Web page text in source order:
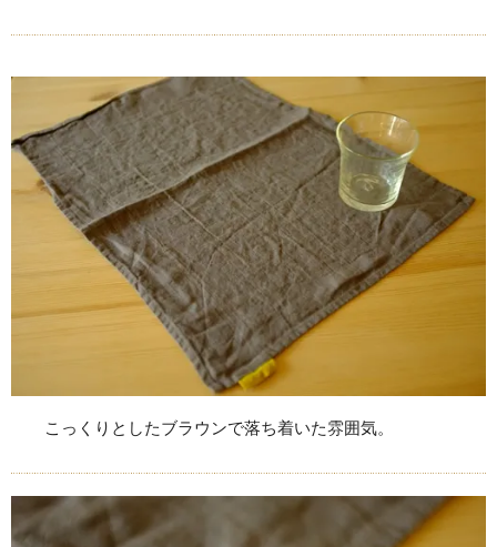
こっくりとしたブラウンで落ち着いた雰囲気。